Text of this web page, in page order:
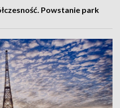
Powstanie park